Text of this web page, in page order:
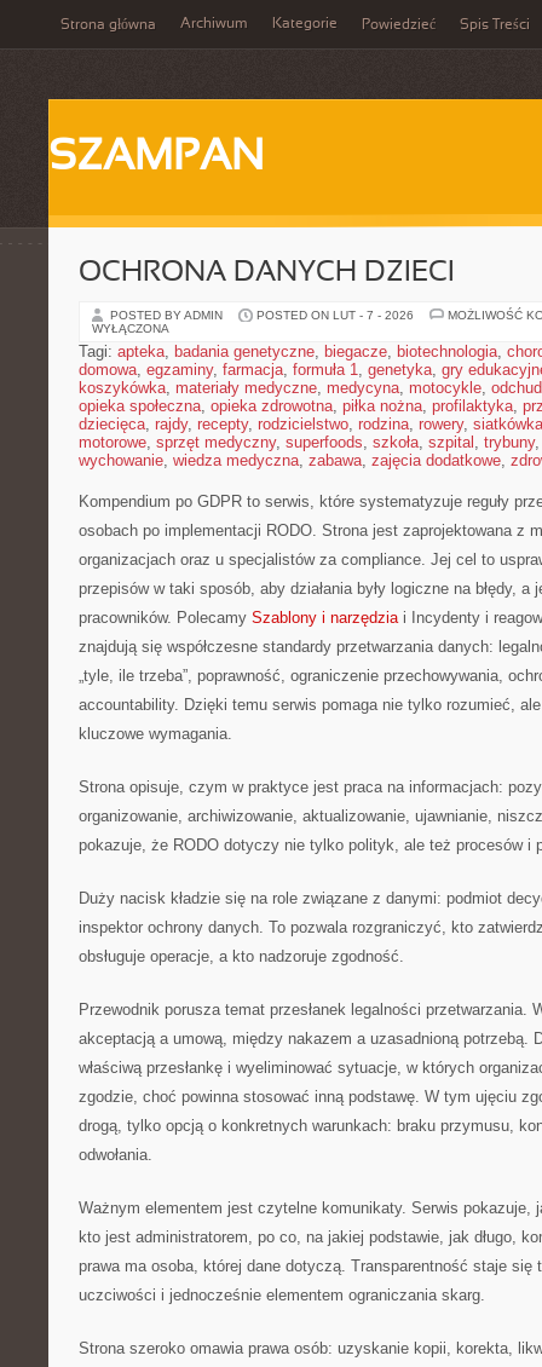
Strona główna Archiwum Kategorie Powiedzieć Spis Treści
SZAMPAN
OCHRONA DANYCH DZIECI
POSTED BY ADMIN POSTED ON LUT - 7 - 2026
MOŻLIWOŚĆ
WYŁĄCZONA
Tagi: apteka, badania genetyczne, biegacze, biotechnologia,
domowa, egzaminy, farmacja, formuła 1, genetyka, gry
koszykówka, materiały medyczne, medycyna, motocykle,
opieka społeczna, opieka zdrowotna, piłka nożna, profilaktyka,
dziecięca, rajdy, recepty, rodzicielstwo, rodzina, rowery, siatkówka
motorowe, sprzęt medyczny, superfoods, szkoła, szpital , trybuny
wychowanie, wiedza medyczna, zabawa, zajęcia dodatkowe,
Kompendium po GDPR to serwis, które systematyzuje reguły
osobach po implementacji RODO. Strona jest zaprojektowana z
organizacjach oraz u specjalistów za compliance. Jej cel to
przepisów w taki sposób, aby działania były logiczne na błędy, a
pracowników. Polecamy Szablony i narzędziai Incydenty i
znajdują się współczesne standardy przetwarzania danych:
„tyle, ile trzeba”, poprawność, ograniczenie przechowywania,
accountability. Dzięki temu serwis pomaga nie tylko rozumieć,
kluczowe wymagania.
Strona opisuje, czym w praktyce jest praca na informacjach:
organizowanie, archiwizowanie, aktualizowanie, ujawnianie,
pokazuje, że RODO dotyczy nie tylko polityk, ale też procesów i
Duży nacisk kładzie się na role związane z danymi: podmiot
inspektor ochrony danych. To pozwala rozgraniczyć, kto
obsługuje operacje, a kto nadzoruje zgodność.
Przewodnik porusza temat przesłanek legalności przetwarzania.
akceptacją a umową, między nakazem a uzasadnioną potrzebą.
właściwą przesłankę i wyeliminować sytuacje, w których
zgodzie, choć powinna stosować inną podstawę. W tym ujęciu
drogą, tylko opcją o konkretnych warunkach: braku przymusu,
odwołania.
Ważnym elementem jest czytelne komunikaty. Serwis pokazuje,
kto jest administratorem, po co, na jakiej podstawie, jak długo,
prawa ma osoba, której dane dotyczą. Transparentność staje się
uczciwości i jednocześnie elementem ograniczania skarg.
Strona szeroko omawia prawa osób: uzyskanie kopii, korekta,